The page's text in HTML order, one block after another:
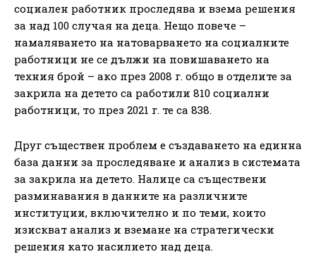
социален работник проследява и взема решения
за над 100 случая на деца. Нещо повече –
намаляването на натоварването на социалните
работници не се дължи на повишаването на
техния брой – ако през 2008 г. общо в отделите за
закрила на детето са работили 810 социални
работници, то през 2021 г. те са 838.
Друг съществен проблем е създаването на единна
база данни за проследяване и анализ в системата
за закрила на детето. Налице са съществени
разминавания в данните на различните
институции, включително и по теми, които
изискват анализ и вземане на стратегически
решения като насилието над деца.